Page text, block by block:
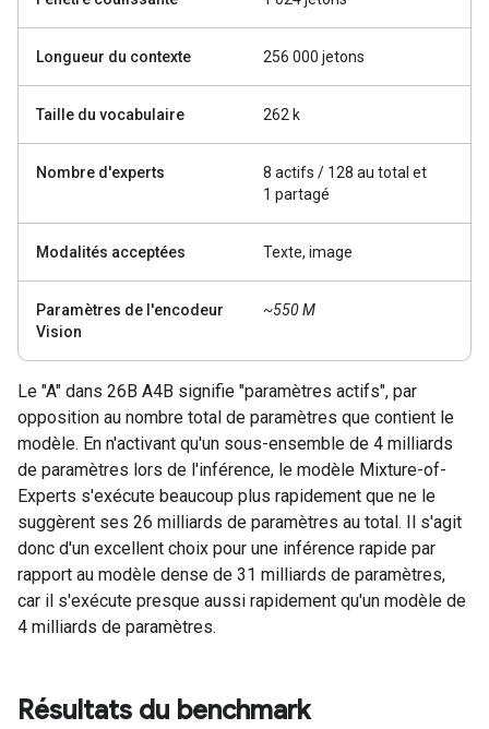
Longueur du contexte 256 000 jetons
Taille du vocabulaire 262 k
Nombre d'experts
8 actifs / 128 au total et
1 partagé
Modalités acceptées Texte, image
Paramètres de l'encodeur
Vision
~550 M
Le "A" dans 26B A4B signifie "paramètres actifs", par
opposition au nombre total de paramètres que contient le
modèle. En n'activant qu'un sous-ensemble de 4 milliards
de paramètres lors de l'inférence, le modèle Mixture-of-
Experts s'exécute beaucoup plus rapidement que ne le
suggèrent ses 26 milliards de paramètres au total. Il s'agit
donc d'un excellent choix pour une inférence rapide par
rapport au modèle dense de 31 milliards de paramètres,
car il s'exécute presque aussi rapidement qu'un modèle de
4 milliards de paramètres.
Résultats du benchmark